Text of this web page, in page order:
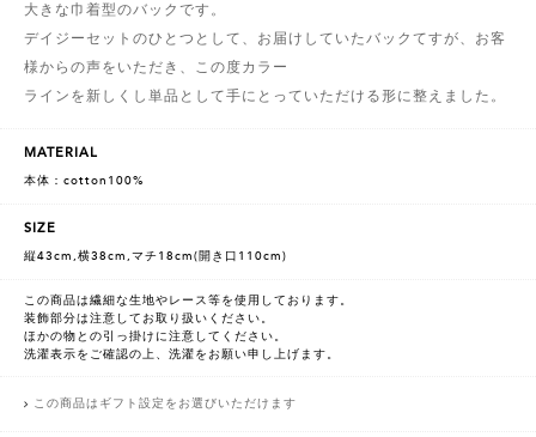
大きな巾着型のバックです。
デイジーセットのひとつとして、お届けしていたバックてすが、お客
様からの声をいただき、この度カラー
ラインを新しくし単品として手にとっていただける形に整えました。
MATERIAL
本体：cotton100%
SIZE
縦43cm,横38cm,マチ18cm(開き口110cm)
この商品は繊細な生地やレース等を使用しております。
装飾部分は注意してお取り扱いください。
ほかの物との引っ掛けに注意してください。
洗濯表示をご確認の上、洗濯をお願い申し上げます。
この商品はギフト設定をお選びいただけます